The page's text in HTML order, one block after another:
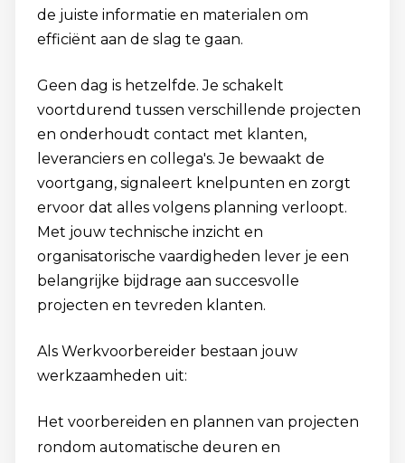
de juiste informatie en materialen om
efficiënt aan de slag te gaan.
Geen dag is hetzelfde. Je schakelt
voortdurend tussen verschillende projecten
en onderhoudt contact met klanten,
leveranciers en collega's. Je bewaakt de
voortgang, signaleert knelpunten en zorgt
ervoor dat alles volgens planning verloopt.
Met jouw technische inzicht en
organisatorische vaardigheden lever je een
belangrijke bijdrage aan succesvolle
projecten en tevreden klanten.
Als Werkvoorbereider bestaan jouw
werkzaamheden uit:
Het voorbereiden en plannen van projecten
rondom automatische deuren en